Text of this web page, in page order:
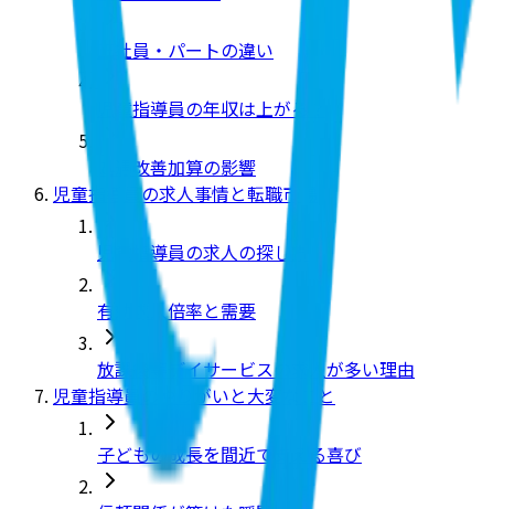
正社員・パートの違い
児童指導員の年収は上がる？
処遇改善加算の影響
児童指導員の求人事情と転職市場
児童指導員の求人の探し方
有効求人倍率と需要
放課後等デイサービスの求人が多い理由
児童指導員のやりがいと大変なこと
子どもの成長を間近で支える喜び